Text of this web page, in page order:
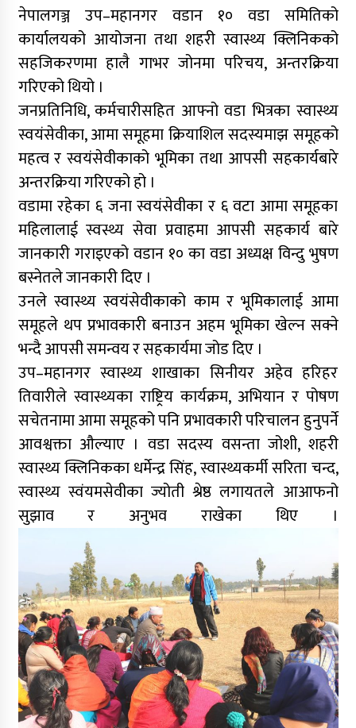
नेपालगञ्ज उप–महानगर वडान १० वडा समितिको
कार्यालयको आयोजना तथा शहरी स्वास्थ्य क्लिनिकको
सहजिकरणमा हालै गाभर जोनमा परिचय, अन्तरक्रिया
गरिएको थियो ।
जनप्रतिनिधि, कर्मचारीसहित आफ्नो वडा भित्रका स्वास्थ्य
स्वयंसेवीका, आमा समूहमा क्रियाशिल सदस्यमाझ समूहको
महत्व र स्वयंसेवीकाको भूमिका तथा आपसी सहकार्यबारे
अन्तरक्रिया गरिएको हो ।
वडामा रहेका ६ जना स्वयंसेवीका र ६ वटा आमा समूहका
महिलालाई स्वस्थ्य सेवा प्रवाहमा आपसी सहकार्य बारे
जानकारी गराइएको वडान १० का वडा अध्यक्ष विन्दु भुषण
बस्नेतले जानकारी दिए ।
उनले स्वास्थ्य स्वयंसेवीकाको काम र भूमिकालाई आमा
समूहले थप प्रभावकारी बनाउन अहम भूमिका खेल्न सक्ने
भन्दै आपसी समन्वय र सहकार्यमा जोड दिए ।
उप–महानगर स्वास्थ्य शाखाका सिनीयर अहेव हरिहर
तिवारीले स्वास्थ्यका राष्ट्रिय कार्यक्रम, अभियान र पोषण
सचेतनामा आमा समूहको पनि प्रभावकारी परिचालन हुनुपर्ने
आवश्वक्ता औल्याए । वडा सदस्य वसन्ता जोशी, शहरी
स्वास्थ्य क्लिनिकका धर्मेन्द्र सिंह, स्वास्थ्यकर्मी सरिता चन्द,
स्वास्थ्य स्वंयमसेवीका ज्योती श्रेष्ठ लगायतले आआफनो
सुझाव र अनुभव राखेका थिए ।